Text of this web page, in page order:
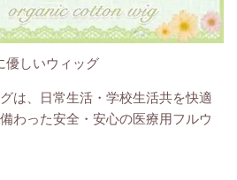
優しいウィッグ
は、日常生活・学校生活共を快適
わった安全 ・ 安心の医療用フルウ